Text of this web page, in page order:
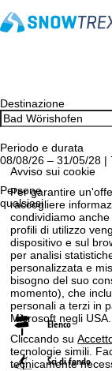
Avviso sui cookie
Per garantire
raccogliere
condividiamo
profili di utilizzo
dispositivo e sul
per analisi
personalizzata e
bisogno del suo
momento), che
personali a terzi in
Microsoft negli USA.
Cliccando su
tecnologie simili.
tecnicamente
Destinazione
Periodo e durata
08/08/26 – 31/05/28 |
Persone
qualsiasi
Elenco
Sci di fondo